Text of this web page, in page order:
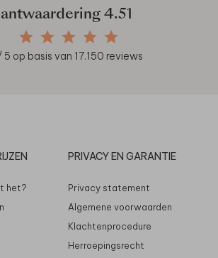
4.51
5 op basis van 17.150 reviews
het?
PRIVACY EN GARANTIE
Privacy statement
Algemene voorwaarden
Klachtenprocedure
Herroepingsrecht